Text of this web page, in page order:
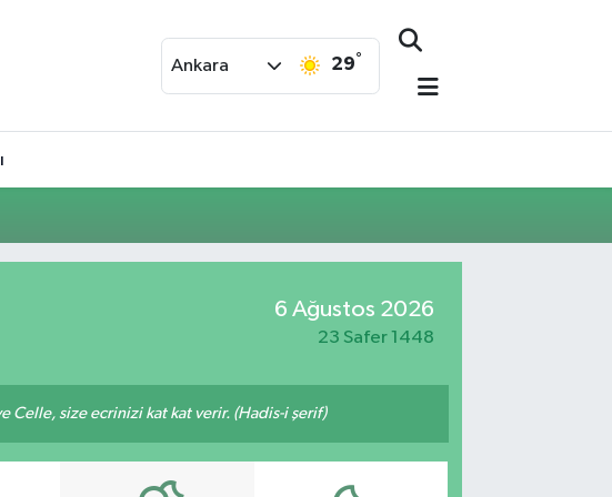
Ankara 29°
6 Ağustos 2026
23 Safer 1448
Celle, size ecrinizi kat kat verir. (Hadis-i şerif)